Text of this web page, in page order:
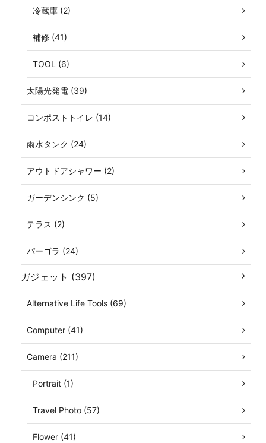
冷蔵庫 (2)
補修 (41)
TOOL (6)
太陽光発電 (39)
コンポストトイレ (14)
雨水タンク (24)
アウトドアシャワー (2)
ガーデンシンク (5)
テラス (2)
パーゴラ (24)
ガジェット (397)
Alternative Life Tools (69)
Computer (41)
Camera (211)
Portrait (1)
Travel Photo (57)
Flower (41)